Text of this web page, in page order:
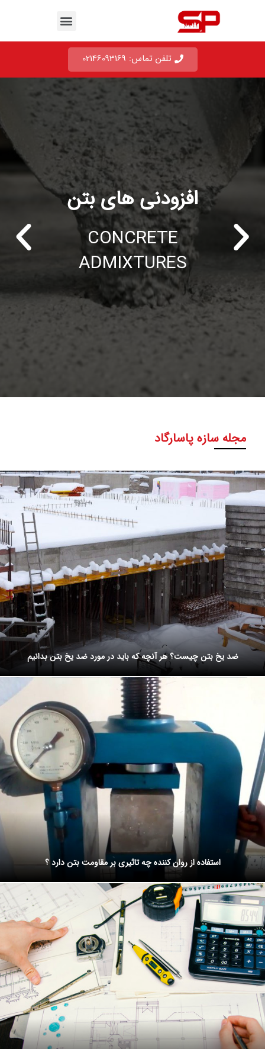
تلفن تماس: 02146093169
افزودنی های بتن
CONCRETE
ADMIXTURES
مجله سازه پاسارگاد
ضد یخ بتن چیست؟ هر آنچه که باید در مورد ضد یخ بتن بدانیم
استفاده از روان کننده چه تاثیری بر مقاومت بتن دارد ؟